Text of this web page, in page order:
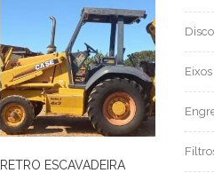
RETRO ESCAVADEIRA